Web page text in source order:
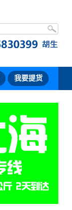
我要提货